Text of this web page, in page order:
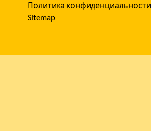
Политика конфиденциальности
Sitemap